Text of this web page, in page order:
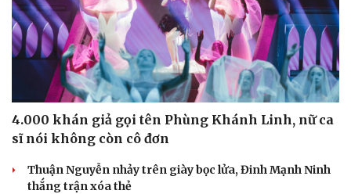
4.000 khán giả gọi tên Phùng Khánh Linh, nữ ca
sĩ nói không còn cô đơn
Thuận Nguyễn nhảy trên giày bọc lửa, Đinh Mạnh Ninh
thắng trận xóa thẻ